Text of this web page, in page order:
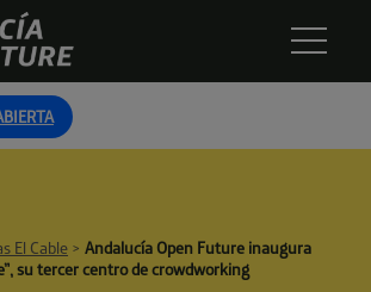
El Cable > Andalucía Open Future inaugura
su tercer centro de crowdworking